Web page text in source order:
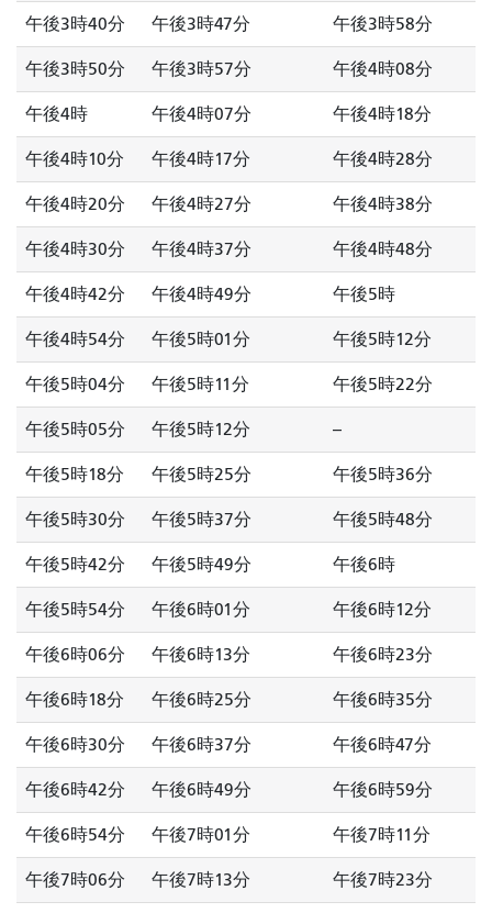
午後3時40分 午後3時47分 午後3時58分
午後3時50分 午後3時57分 午後4時08分
午後4時 午後4時07分 午後4時18分
午後4時10分 午後4時17分 午後4時28分
午後4時20分 午後4時27分 午後4時38分
午後4時30分 午後4時37分 午後4時48分
午後4時42分 午後4時49分 午後5時
午後4時54分 午後5時01分 午後5時12分
午後5時04分 午後5時11分 午後5時22分
午後5時05分 午後5時12分 --
午後5時18分 午後5時25分 午後5時36分
午後5時30分 午後5時37分 午後5時48分
午後5時42分 午後5時49分 午後6時
午後5時54分 午後6時01分 午後6時12分
午後6時06分 午後6時13分 午後6時23分
午後6時18分 午後6時25分 午後6時35分
午後6時30分 午後6時37分 午後6時47分
午後6時42分 午後6時49分 午後6時59分
午後6時54分 午後7時01分 午後7時11分
午後7時06分 午後7時13分 午後7時23分